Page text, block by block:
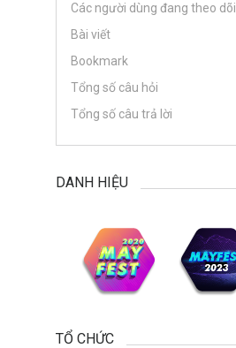
Các người dùng đang theo dõi
Bài viết
Bookmark
Tổng số câu hỏi
Tổng số câu trả lời
DANH HIỆU
TỔ CHỨC